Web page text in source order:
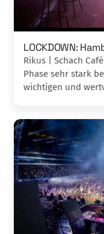
LOCKDOWN:
Rikus | Schach
Phase sehr stark
wichtigen und